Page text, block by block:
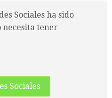
Sociales ha sido
necesita tener
Sociales